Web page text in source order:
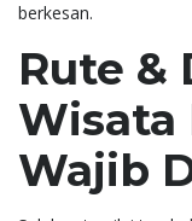
berkesan.
Rute &
Wisata
Wajib